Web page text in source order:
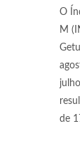
O
M
de